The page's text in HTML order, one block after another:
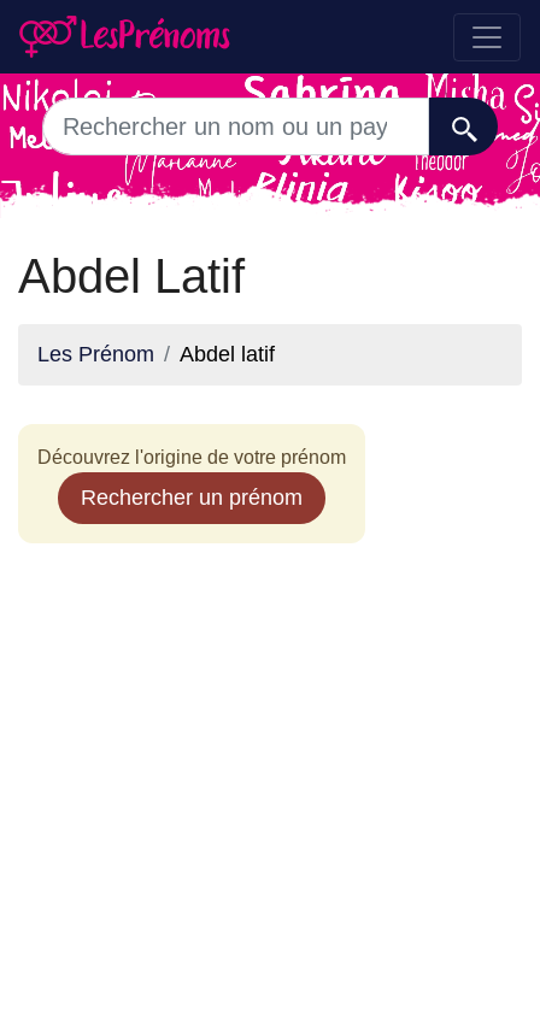
Abdel Latif
Les Prénom Abdel latif
Découvrez l'origine de votre prénom
Rechercher un prénom